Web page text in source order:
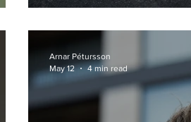
Arnar Pétursson
May 12
4 min read